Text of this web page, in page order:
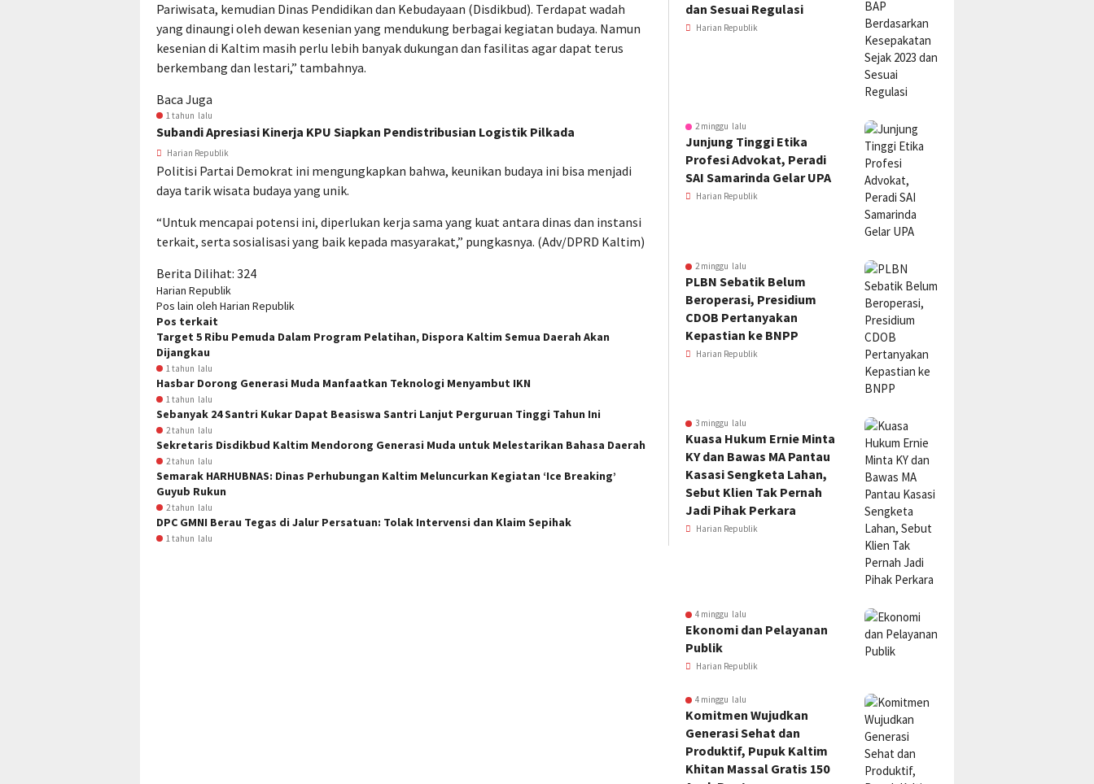
Pariwisata, kemudian Dinas Pendidikan dan Kebudayaan (Disdikbud). Terdapat wadah
yang dinaungi oleh dewan kesenian yang mendukung berbagai kegiatan budaya. Namun
kesenian di Kaltim masih perlu lebih banyak dukungan dan fasilitas agar dapat terus
berkembang dan lestari,” tambahnya.
Baca Juga
1 tahun lalu
Subandi Apresiasi Kinerja KPU Siapkan Pendistribusian Logistik Pilkada
Harian Republik
Politisi Partai Demokrat ini mengungkapkan bahwa, keunikan budaya ini bisa menjadi
daya tarik wisata budaya yang unik.
“Untuk mencapai potensi ini, diperlukan kerja sama yang kuat antara dinas dan instansi
terkait, serta sosialisasi yang baik kepada masyarakat,” pungkasnya. (Adv/DPRD Kaltim)
Berita Dilihat: 324
Harian Republik
Pos lain oleh Harian Republik
Pos terkait
Target 5 Ribu Pemuda Dalam Program Pelatihan, Dispora Kaltim Semua Daerah Akan
Dijangkau
1 tahun lalu
Hasbar Dorong Generasi Muda Manfaatkan Teknologi Menyambut IKN
1 tahun lalu
Sebanyak 24 Santri Kukar Dapat Beasiswa Santri Lanjut Perguruan Tinggi Tahun Ini
2 tahun lalu
Sekretaris Disdikbud Kaltim Mendorong Generasi Muda untuk Melestarikan Bahasa Daerah
2 tahun lalu
Semarak HARHUBNAS: Dinas Perhubungan Kaltim Meluncurkan Kegiatan ‘Ice Breaking’
Guyub Rukun
2 tahun lalu
DPC GMNI Berau Tegas di Jalur Persatuan: Tolak Intervensi dan Klaim Sepihak
1 tahun lalu
dan Sesuai Regulasi
Harian Republik
2 minggu lalu
Junjung Tinggi Etika
Profesi Advokat, Peradi
SAI Samarinda Gelar UPA
Harian Republik
2 minggu lalu
PLBN Sebatik Belum
Beroperasi, Presidium
CDOB Pertanyakan
Kepastian ke BNPP
Harian Republik
3 minggu lalu
Kuasa Hukum Ernie Minta
KY dan Bawas MA Pantau
Kasasi Sengketa Lahan,
Sebut Klien Tak Pernah
Jadi Pihak Perkara
Harian Republik
4 minggu lalu
Ekonomi dan Pelayanan
Publik
Harian Republik
4 minggu lalu
Komitmen Wujudkan
Generasi Sehat dan
Produktif, Pupuk Kaltim
Khitan Massal Gratis 150